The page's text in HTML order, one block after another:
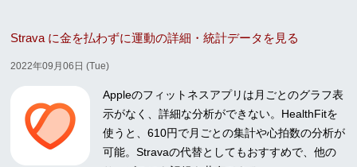
Strava に金を払わずに運動の詳細・統計データを見る
2022年09月06日 (Tue)
Appleのフィットネスアプリは月ごとのグラフ表
示がなく、詳細な分析ができない。HealthFitを
使うと、610円で月ごとの集計や心拍数の分析が
可能。Stravaの代替としてもおすすめで、他の